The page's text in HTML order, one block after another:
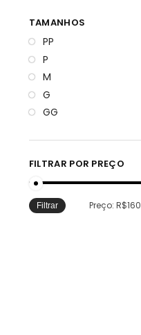
TAMANHOS
PP
P
M
G
GG
FILTRAR POR PREÇO
Filtrar Preço:R$160